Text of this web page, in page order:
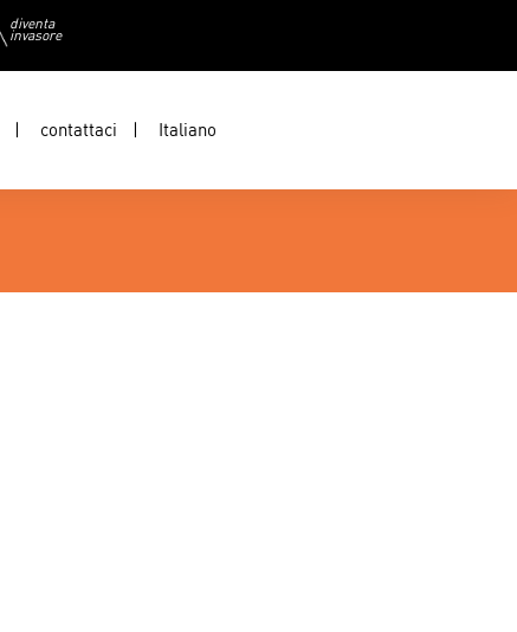
diventa
invasore
contattaci Italiano